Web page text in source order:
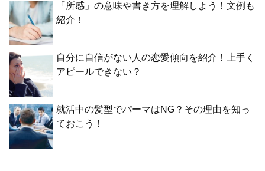
「所感」の意味や書き方を理解しよう！文例も
紹介！
自分に自信がない人の恋愛傾向を紹介！上手く
アピールできない？
就活中の髪型でパーマはNG？その理由を知っ
ておこう！